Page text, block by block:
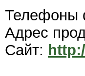
Телефоны
Адрес
Сайт: